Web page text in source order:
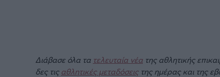
Διάβασε όλα τα τελευταία νέα της αθλητικής
δες τιςαθλητικές μεταδόσειςτης ημέρας και της